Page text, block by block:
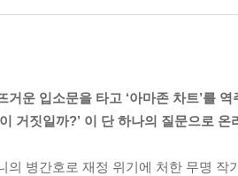
거운 입소문을 타고 ‘아마존 차트’를
거짓일까?’ 이 단 하나의 질문으로
의 병간호로 재정 위기에 처한 무명